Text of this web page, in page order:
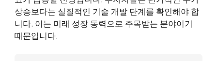
상승보다는 실질적인 기술 개발 단계를 확인해야 합
니다. 이는 미래 성장 동력으로 주목받는 분야이기
때문입니다.